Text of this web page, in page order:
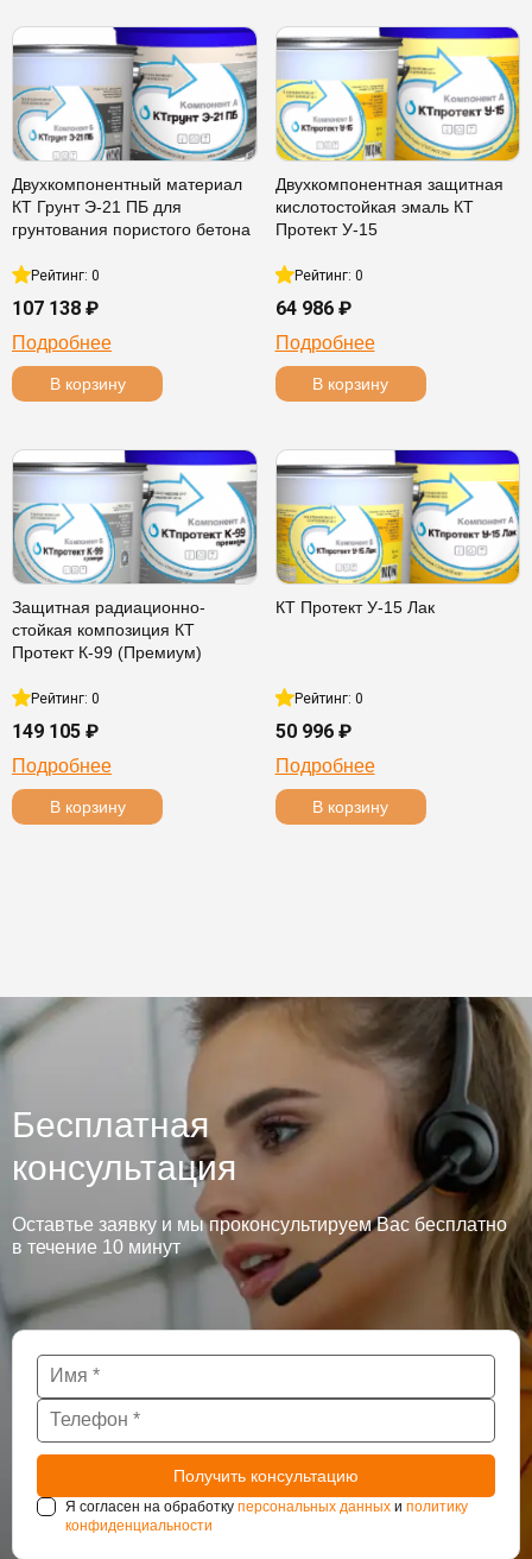
Двухкомпонентный материал
КТ Грунт Э-21 ПБ для
грунтования пористого бетона
Рейтинг: 0
107 138 ₽
Подробнее
В корзину
Двухкомпонентная защитная
кислотостойкая эмаль КТ
Протект У-15
Рейтинг: 0
64 986 ₽
Подробнее
В корзину
Защитная радиационно-
стойкая композиция КТ
Протект К-99 (Премиум)
Рейтинг: 0
149 105 ₽
Подробнее
В корзину
КТ Протект У-15 Лак
Рейтинг: 0
50 996 ₽
Подробнее
В корзину
Бесплатная
консультация
Оставтье заявку и мы проконсультируем Вас бесплатно
в течение 10 минут
Я согласен на обработку персональных данных и политику
конфиденциальности